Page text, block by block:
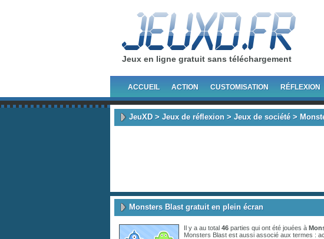
Jeux en ligne gratuit sans téléchargement
ACCUEIL ACTION CUSTOMISATION RÉFLEXION
JeuXD> Jeux de réflexion > Jeux de société>
Monsters Blast gratuit en plein écran
Il y a au total 46 parties qui ont été jouées à
Monsters Blast est aussi associé aux termes :